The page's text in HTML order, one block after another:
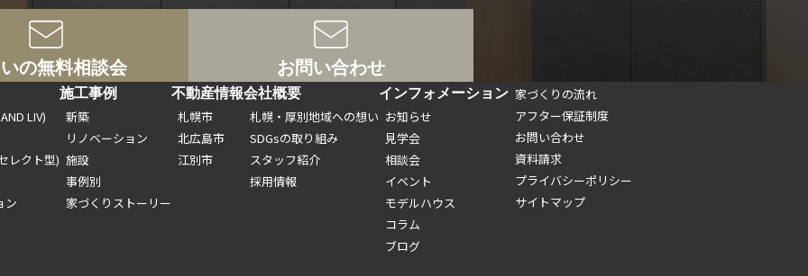
の無料相談会 お問い合わせ
LIV)
レクト型)
ン
施工事例
新築
リノベーション
施設
事例別
家づくりストーリー
不動産情報
札幌市
北広島市
江別市
会社概要
札幌・厚別地域への想い
SDGsの取り組み
スタッフ紹介
採用情報
インフォメーション
お知らせ
見学会
相談会
イベント
モデルハウス
コラム
ブログ
家づくりの流れ
アフター保証制度
お問い合わせ
資料請求
プライバシーポリシー
サイトマップ